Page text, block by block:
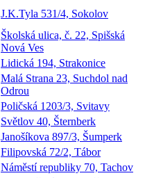
J.K.Tyla 531/4, Sokolov
Školská ulica, č. 22, Spišská
Nová Ves
Lidická 194, Strakonice
Malá Strana 23, Suchdol nad
Odrou
Poličská 1203/3, Svitavy
Světlov 40, Šternberk
Janošíkova 897/3, Šumperk
Filipovská 72/2, Tábor
Náměstí republiky 70, Tachov